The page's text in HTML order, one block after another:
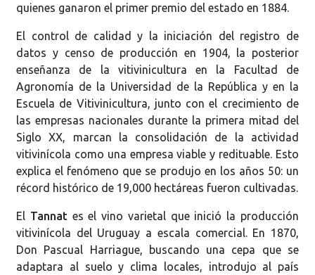
quienes ganaron el primer premio del estado en 1884.
El control de calidad y la iniciación del registro de
datos y censo de producción en 1904, la posterior
enseñanza de la vitivinicultura en la Facultad de
Agronomía de la Universidad de la República y en la
Escuela de Vitivinicultura, junto con el crecimiento de
las empresas nacionales durante la primera mitad del
Siglo XX, marcan la consolidación de la actividad
vitivinícola como una empresa viable y redituable. Esto
explica el fenómeno que se produjo en los años 50: un
récord histórico de 19,000 hectáreas fueron cultivadas.
El Tannates el vino varietal que inició la producción
vitivinícola del Uruguay a escala comercial. En 1870,
Don Pascual Harriague, buscando una cepa que se
adaptara al suelo y clima locales, introdujo al país